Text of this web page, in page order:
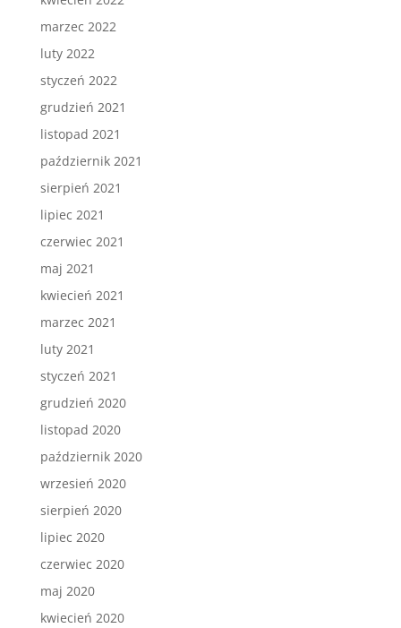
marzec 2022
luty 2022
styczeń 2022
grudzień 2021
listopad 2021
październik 2021
sierpień 2021
lipiec 2021
czerwiec 2021
maj 2021
kwiecień 2021
marzec 2021
luty 2021
styczeń 2021
grudzień 2020
listopad 2020
październik 2020
wrzesień 2020
sierpień 2020
lipiec 2020
czerwiec 2020
maj 2020
kwiecień 2020